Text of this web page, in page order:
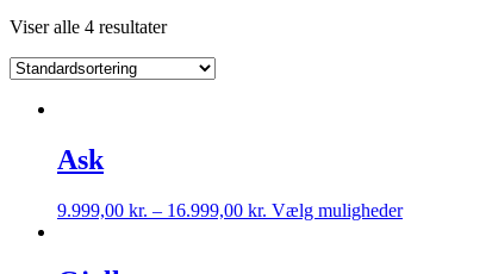
Viser alle 4 resultater
Ask
9.999,00 kr. – 16.999,00 kr. Vælg muligheder